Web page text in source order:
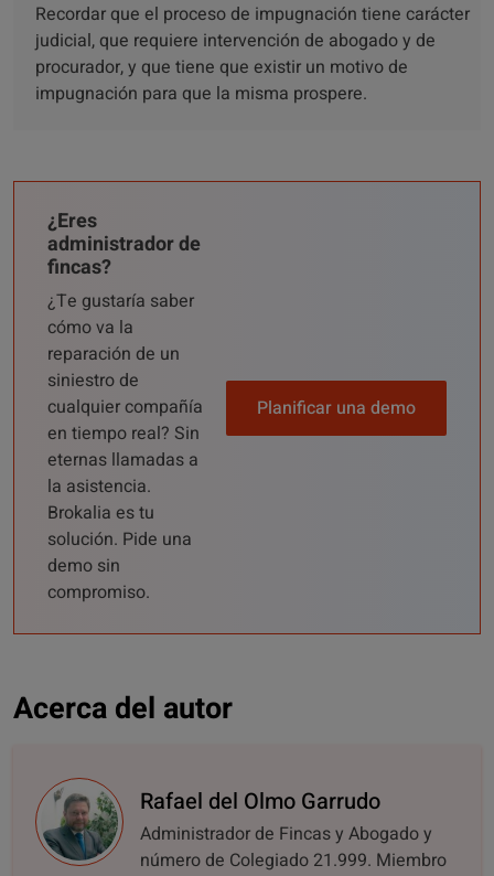
Recordar que el proceso de impugnación tiene carácter
judicial, que requiere intervención de abogado y de
procurador, y que tiene que existir un motivo de
impugnación para que la misma prospere.
¿Eres
administrador de
fincas?
¿Te gustaría saber
cómo va la
reparación de un
siniestro de
cualquier compañía
en tiempo real? Sin
eternas llamadas a
la asistencia.
Brokalia es tu
solución. Pide una
demo sin
compromiso.
Planificar una demo
Acerca del autor
Rafael del Olmo Garrudo
Administrador de Fincas y Abogado y
número de Colegiado 21.999. Miembro